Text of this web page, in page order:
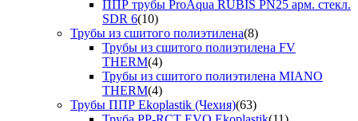
ППР трубы ProAqua RUBIS PN25 арм. стекл.
SDR 6(10)
Трубы из сшитого полиэтилена(8)
Трубы из сшитого полиэтилена FV
THERM(4)
Трубы из сшитого полиэтилена MIANO
THERM(4)
Трубы ППР Ekoplastik (Чехия)(63)